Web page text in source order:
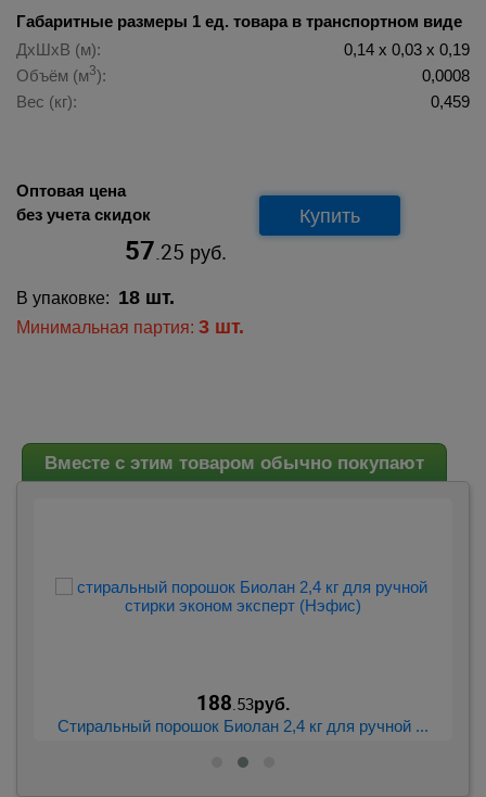
Габаритные размеры 1 ед. товара в транспортном виде
ДхШхВ (м):
0,14 х 0,03 х 0,19
Объём (м3):
0,0008
Вес (кг):
0,459
Оптовая цена
без учета скидок
57.25 руб.
Купить
В упаковке: 18 шт.
Минимальная партия: 3 шт.
Вместе с этим товаром обычно покупают
188 .53руб.
Стиральный порошок Биолан 2,4 кг для ручной ...